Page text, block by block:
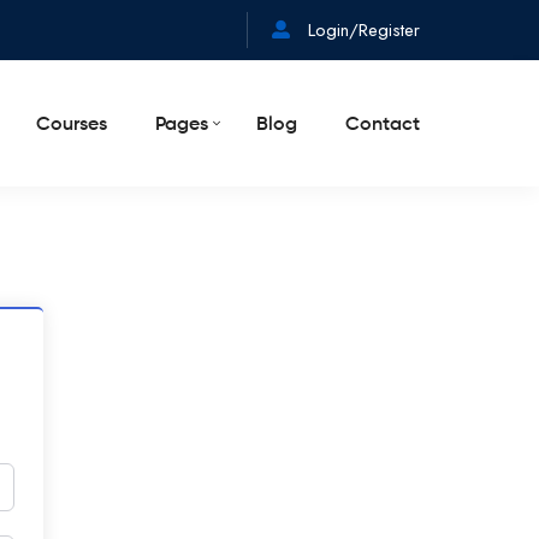
Login/Register
Courses Pages Blog Contact